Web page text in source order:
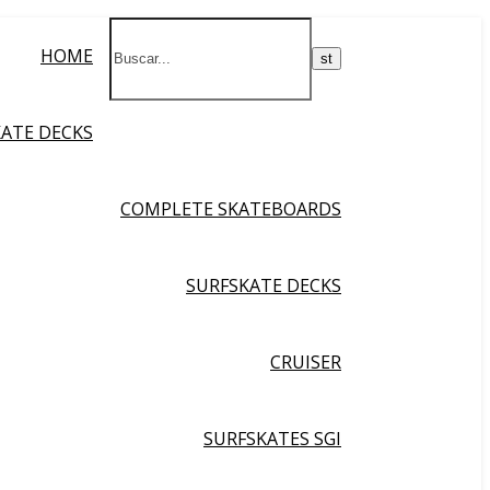
HOME
DECKS
COMPLETE SKATEBOARDS
SURFSKATE DECKS
CRUISER
SURFSKATES SGI